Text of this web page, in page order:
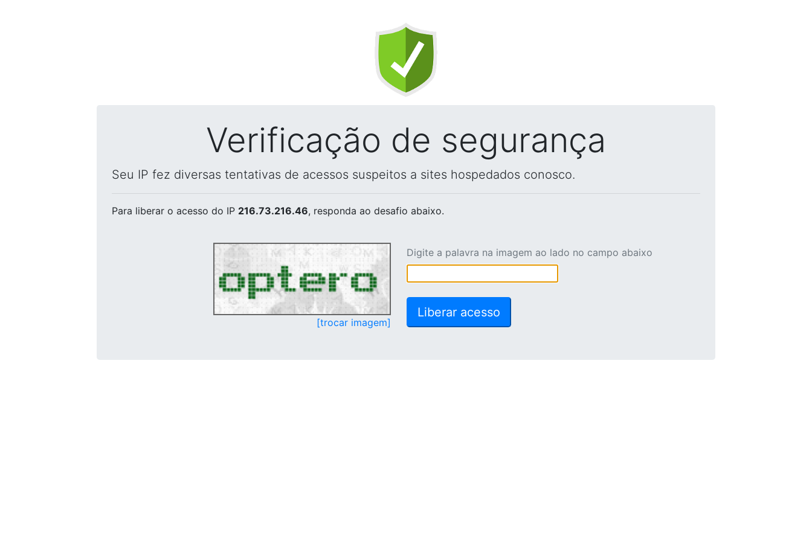
Verificação de segurança
Seu IP fez diversas tentativas de acessos suspeitos a sites hospedados conosco.
Para liberar o acesso do IP 216.73.216.46, responda ao desafio abaixo.
[trocar imagem]
Digite a palavra na imagem ao lado no campo abaixo